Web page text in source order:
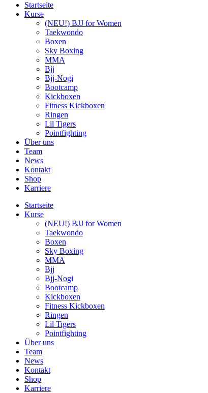
Startseite
Kurse
(NEU!) BJJ for Women
Taekwondo
Boxen
Sky Boxing
MMA
Bjj
Bjj-Nogi
Bootcamp
Kickboxen
Fitness Kickboxen
Ringen
Lil Tigers
Pointfighting
Über uns
Team
News
Kontakt
Shop
Karriere
Startseite
Kurse
(NEU!) BJJ for Women
Taekwondo
Boxen
Sky Boxing
MMA
Bjj
Bjj-Nogi
Bootcamp
Kickboxen
Fitness Kickboxen
Ringen
Lil Tigers
Pointfighting
Über uns
Team
News
Kontakt
Shop
Karriere